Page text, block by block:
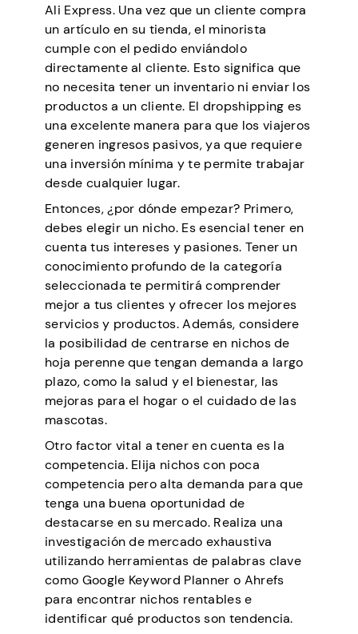
Ali Express. Una vez que un cliente compra
un artículo en su tienda, el minorista
cumple con el pedido enviándolo
directamente al cliente. Esto significa que
no necesita tener un inventario ni enviar los
productos a un cliente. El dropshipping es
una excelente manera para que los viajeros
generen ingresos pasivos, ya que requiere
una inversión mínima y te permite trabajar
desde cualquier lugar.
Entonces, ¿por dónde empezar? Primero,
debes elegir un nicho. Es esencial tener en
cuenta tus intereses y pasiones. Tener un
conocimiento profundo de la categoría
seleccionada te permitirá comprender
mejor a tus clientes y ofrecer los mejores
servicios y productos. Además, considere
la posibilidad de centrarse en nichos de
hoja perenne que tengan demanda a largo
plazo, como la salud y el bienestar, las
mejoras para el hogar o el cuidado de las
mascotas.
Otro factor vital a tener en cuenta es la
competencia. Elija nichos con poca
competencia pero alta demanda para que
tenga una buena oportunidad de
destacarse en su mercado. Realiza una
investigación de mercado exhaustiva
utilizando herramientas de palabras clave
como Google Keyword Planner o Ahrefs
para encontrar nichos rentables e
identificar qué productos son tendencia.